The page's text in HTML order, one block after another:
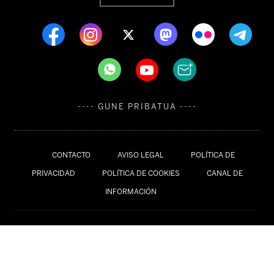
CONTACTO AVISO LEGAL POLÍTICA DE
PRIVACIDAD POLÍTICA DE COOKIES CANAL DE
INFORMACIÓN
---- GUNE PRIBATUA ----